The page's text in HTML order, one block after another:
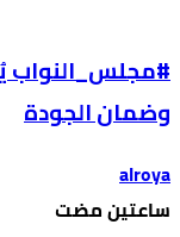
وضمان الجودة
alroya
‫‫‫‏‫ساعتين مضت‬